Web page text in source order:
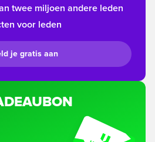
twee miljoen andere leden
voor leden
je gratis aan